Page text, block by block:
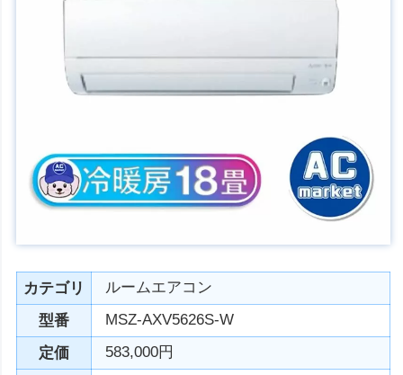
カテゴリ
ルームエアコン
型番
MSZ-AXV5626S-W
定価
583,000円